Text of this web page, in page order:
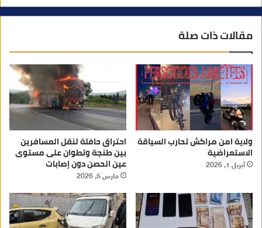
مقالات ذات صلة
ولاية امن مراكش تحارب السياقة
الاستعراضية
أبريل 1, 2026
احتراق حافلة لنقل المسافرين
بين طنجة وتطوان على مستوى
عين الحصن دون إصابات
مارس 5, 2026